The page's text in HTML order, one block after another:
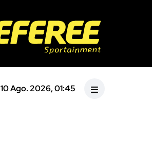
10 Ago. 2026, 01:45